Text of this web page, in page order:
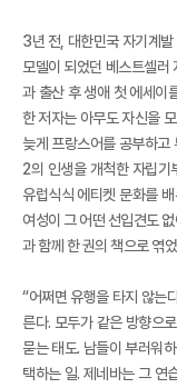
3년 전, 대한민국 자기계
모델이 되었던 베스트셀러
과 출산 후 생애 첫 에세이
한 저자는 아무도 자신을
늦게 프랑스어를 공부하고
2의 인생을 개척한 자립기
유럽식식 에티켓 문화를
여성이 그 어떤 선입견도
과 함께 한 권의 책으로 엮
“어쩌면 유행을 타지 않는
른다. 모두가 같은 방향으
묻는 태도. 남들이 부러워
택하는 일. 제네바는 그 연